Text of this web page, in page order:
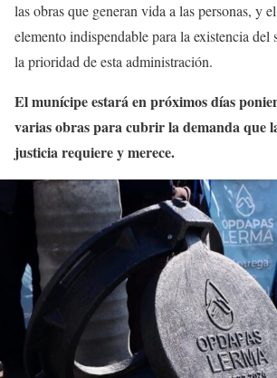
las obras que generan vida a las personas, y
elemento indispendable para la existencia del
la prioridad de esta administración.
El munícipe estará en próximos días
varias obras para cubrir la demanda que
justicia requiere y merece.